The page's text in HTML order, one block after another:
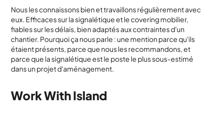
Nous les connaissons bien et travaillons régulièrement avec
eux. Efficaces sur la signalétique et le covering mobilier,
fiables sur les délais, bien adaptés aux contraintes d'un
chantier. Pourquoi ça nous parle : une mention parce qu'ils
étaient présents, parce que nous les recommandons, et
parce que la signalétique est le poste le plus sous-estimé
dans un projet d'aménagement.
Work With Island